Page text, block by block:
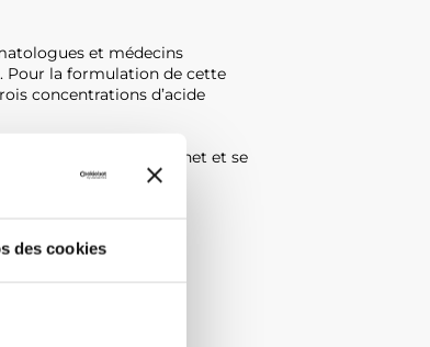
des cookies
et médecins
Pour la formulation de cette
concentrations d’acide
des peelings en cabinet et se